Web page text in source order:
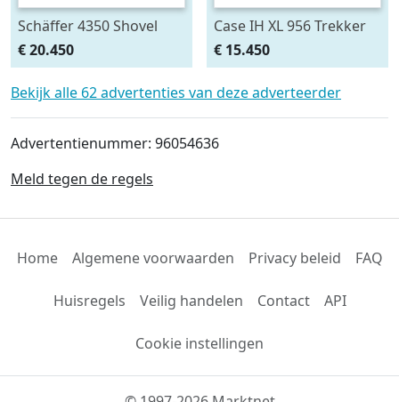
Schäffer 4350 Shovel
Loader (bj 2009)
€ 20.450
Case IH XL 956 Trekker
met voorlader
€ 15.450
Bekijk alle 62 advertenties van deze adverteerder
Advertentienummer: 96054636
Meld tegen de regels
Home Algemene voorwaarden Privacy beleid FAQ
Huisregels Veilig handelen Contact API
Cookie instellingen